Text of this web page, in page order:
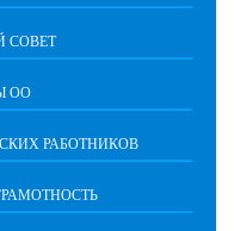
СОВЕТ
ОО
РАБОТНИКОВ